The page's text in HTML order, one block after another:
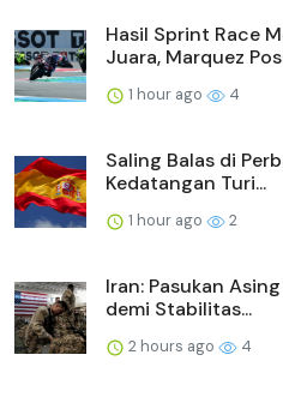
Hasil Sprint Race
Juara, Marquez
1 hour ago 4
Saling Balas di
Kedatangan Turi...
1 hour ago 2
Iran: Pasukan
demi Stabilitas...
2 hours ago 4